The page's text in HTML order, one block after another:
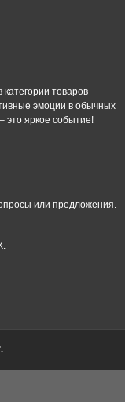
товаров
эмоции в обычных
это яркое событие!
или предложения.